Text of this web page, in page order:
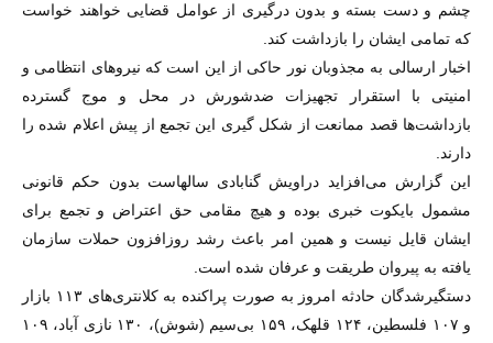
چشم و دست بسته و بدون درگیری از عوامل قضایی خواهند خواست
که تمامی ایشان را بازداشت کند.
اخبار ارسالی به مجذوبان نور حاکی از این است که نیروهای انتظامی و
امنیتی با استقرار تجهیزات ضدشورش در محل و موج گسترده
بازداشت‌ها قصد ممانعت از شکل گیری این تجمع از پیش اعلام شده را
دارند.
این گزارش می‌افزاید دراویش گنابادی سالهاست بدون حکم قانونی
مشمول بایکوت خبری بوده و هیچ مقامی حق اعتراض و تجمع برای
ایشان قایل نیست و همین امر باعث رشد روزافزون حملات سازمان
یافته به پیروان طریقت و عرفان شده است.
دستگیرشدگان حادثه امروز به صورت پراکنده به کلانتری‌های ۱۱۳ بازار
و ۱۰۷ فلسطین، ۱۲۴ قلهک، ۱۵۹ بی‌سیم (شوش)، ۱۳۰ نازی آباد، ۱۰۹